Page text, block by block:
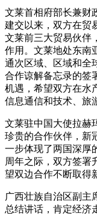
文莱首相府部长兼财
建交以来，双方在贸
文莱前三大贸易伙伴
作用。文莱地处东南
通次区域、区域和全
合作谅解备忘录的签
机遇，希望双方在水
信息通信和技术、旅
文莱驻中国大使拉赫
珍贵的合作伙伴，新
一步体现了两国深厚
周年之际，双方签署
望双边合作不断取得
广西壮族自治区副主
总结讲话，肯定经济